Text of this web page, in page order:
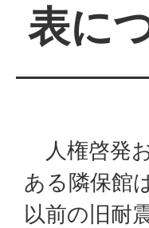
表に
人権啓発
ある隣保館
以前の旧耐